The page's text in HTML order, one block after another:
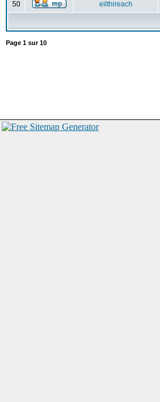
50 eilthireach
Page 1 sur10